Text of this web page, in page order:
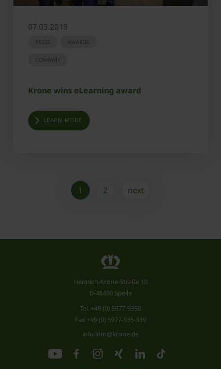
07.03.2019
PRESS AWARDS
COMPANY
Krone wins eLearning award
LEARN MORE
1 2 next
Heinrich-Krone-Straße 10
D-48480 Spelle
Tel. +49 (0) 5977-9350
Fax +49 (0) 5977-935-339
info.ldm@krone.de